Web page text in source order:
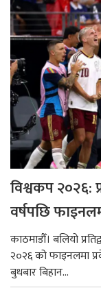
विश्वकप २०२६:
वर्षपछि
काठमाडौँ। बलियो
२०२६ को फाइनलमा
बुधबार बिहान...